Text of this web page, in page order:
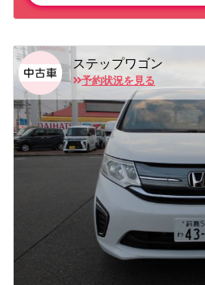
ステップワゴン
予約状況を見る